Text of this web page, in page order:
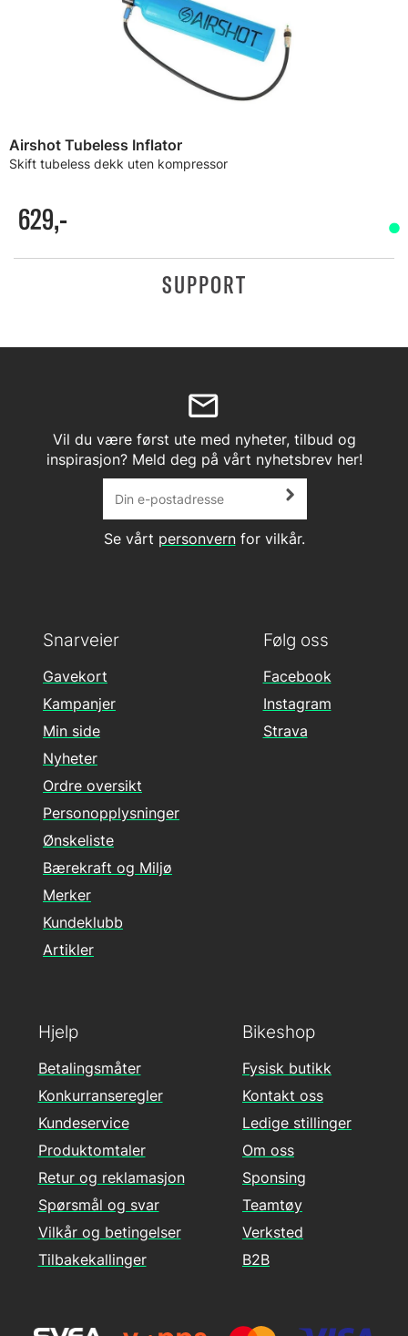
Airshot Tubeless Inflator
Skift tubeless dekk uten kompressor
629,-
SUPPORT
Vil du være først ute med nyheter, tilbud og
inspirasjon? Meld deg på vårt nyhetsbrev her!
Se vårt personvernfor vilkår.
Følg oss
Facebook
Instagram
Strava
Hjelp
Betalingsmåter
Konkurranseregler
Kundeservice
Produktomtaler
Retur og reklamasjon
Spørsmål og svar
Vilkår og betingelser
Tilbakekallinger
Snarveier
Gavekort
Kampanjer
Min side
Nyheter
Ordre oversikt
Personopplysninger
Ønskeliste
Bærekraft og Miljø
Merker
Kundeklubb
Artikler
Bikeshop
Fysisk butikk
Kontakt oss
Ledige stillinger
Om oss
Sponsing
Teamtøy
Verksted
B2B